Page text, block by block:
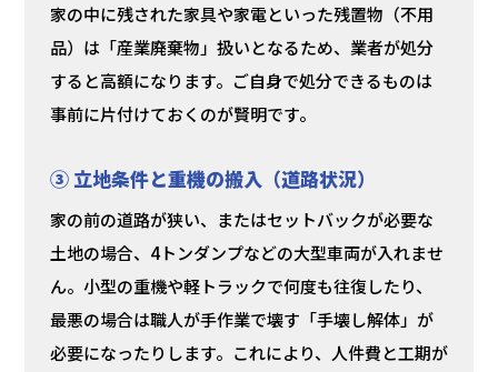
家の中に残された家具や家電といった残置物（不用
品）は「産業廃棄物」扱いとなるため、業者が処分
すると高額になります。ご自身で処分できるものは
事前に片付けておくのが賢明です。
③ 立地条件と重機の搬入（道路状況）
家の前の道路が狭い、またはセットバックが必要な
土地の場合、4トンダンプなどの大型車両が入れませ
ん。小型の重機や軽トラックで何度も往復したり、
最悪の場合は職人が手作業で壊す「手壊し解体」が
必要になったりします。これにより、人件費と工期が